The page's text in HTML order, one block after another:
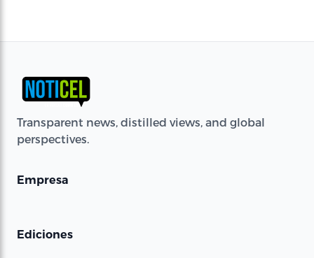
Transparent news, distilled views, and global
perspectives.
Empresa
Ediciones